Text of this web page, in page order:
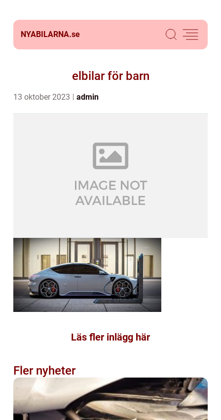
NYABILARNA.se
elbilar för barn
13 oktober 2023 admin
Läs fler inlägg här
Fler nyheter